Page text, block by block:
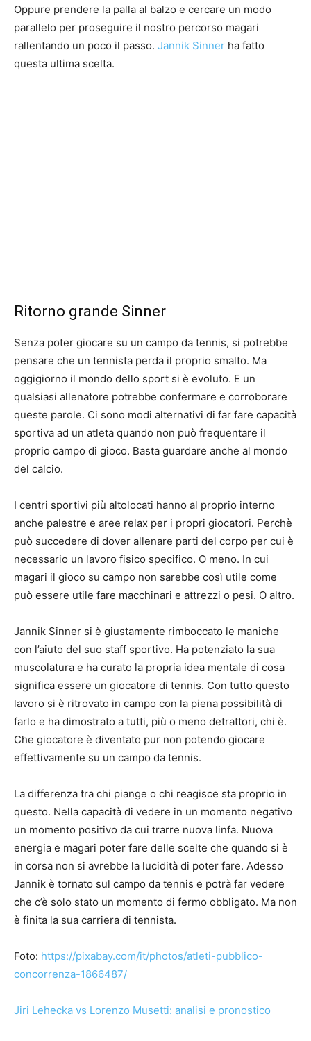
Oppure prendere la palla al balzo e cercare un modo
parallelo per proseguire il nostro percorso magari
rallentando un poco il passo. Jannik Sinner ha fatto
questa ultima scelta.
Ritorno grande Sinner
Senza poter giocare su un campo da tennis, si potrebbe
pensare che un tennista perda il proprio smalto. Ma
oggigiorno il mondo dello sport si è evoluto. E un
qualsiasi allenatore potrebbe confermare e corroborare
queste parole. Ci sono modi alternativi di far fare capacità
sportiva ad un atleta quando non può frequentare il
proprio campo di gioco. Basta guardare anche al mondo
del calcio.
I centri sportivi più altolocati hanno al proprio interno
anche palestre e aree relax per i propri giocatori. Perchè
può succedere di dover allenare parti del corpo per cui è
necessario un lavoro fisico specifico. O meno. In cui
magari il gioco su campo non sarebbe così utile come
può essere utile fare macchinari e attrezzi o pesi. O altro.
Jannik Sinner si è giustamente rimboccato le maniche
con l’aiuto del suo staff sportivo. Ha potenziato la sua
muscolatura e ha curato la propria idea mentale di cosa
significa essere un giocatore di tennis. Con tutto questo
lavoro si è ritrovato in campo con la piena possibilità di
farlo e ha dimostrato a tutti, più o meno detrattori, chi è.
Che giocatore è diventato pur non potendo giocare
effettivamente su un campo da tennis.
La differenza tra chi piange o chi reagisce sta proprio in
questo. Nella capacità di vedere in un momento negativo
un momento positivo da cui trarre nuova linfa. Nuova
energia e magari poter fare delle scelte che quando si è
in corsa non si avrebbe la lucidità di poter fare. Adesso
Jannik è tornato sul campo da tennis e potrà far vedere
che c’è solo stato un momento di fermo obbligato. Ma non
è finita la sua carriera di tennista.
Foto: https://pixabay.com/it/photos/atleti-pubblico-
concorrenza-1866487/
Jiri Lehecka vs Lorenzo Musetti: analisi e pronostico